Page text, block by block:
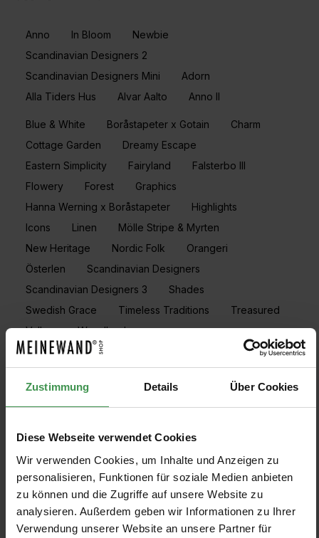
Zustimmung Details Über Cookies
Diese Webseite verwendet Cookies
Wir verwenden Cookies, um Inhalte und Anzeigen zu
personalisieren, Funktionen für soziale Medien anbieten
zu können und die Zugriffe auf unsere Website zu
analysieren. Außerdem geben wir Informationen zu Ihrer
Verwendung unserer Website an unsere Partner für
Anno In Bloom
Newbie
Scandinavian Designers 2
Scandinavian Designers Mini
Adorn
Alla Tiders Hus
Alvar Aalto Anno II
Blue & White Boråstapeter x Gotain
Charm
Cottage Garden
Dreamy Escape
Eastern Simplicity
Fairyland
Falsterbo III
Flowery
Forest
Graphics
Hanna Werning x Boråstapeter
Highlights
Icons
Linen
Mölle Stripe & Myrten
New Heritage
Nordic Folk
Orangeri
Österlen
Scandinavian Designers
Scandinavian Designers 3
Shades
Swedish Grace
Timeless Traditions
Treasured
Vallmo
Woodland
FILTRE
%
Papier peint Klädesholmen
Boråstapeter
Papier peint Vivalla
Boråstapeter